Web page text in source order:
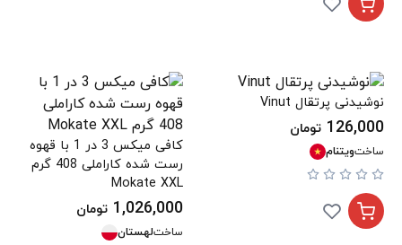
نوشیدنی پرتقال Vinut
126,000 تومان
ساختویتنام
کافی میکس 3 در 1 با قهوه
رست شده کاراملی 408 گرم
Mokate XXL
1,026,000 تومان
ساختلهستان